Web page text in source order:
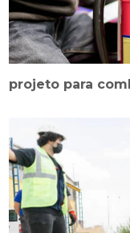
projeto para